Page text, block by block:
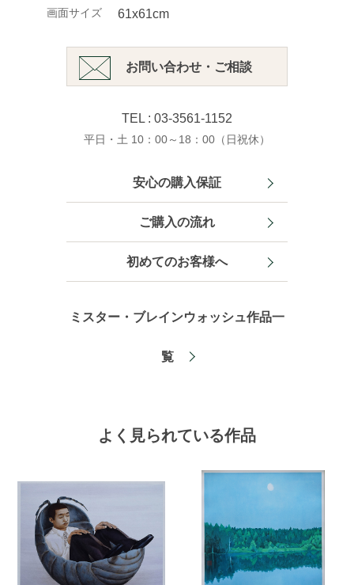
画面サイズ 61x61cm
お問い合わせ・ご相談
TEL : 03-3561-1152
平日・土 10：00～18：00（日祝休）
安心の購入保証
ご購入の流れ
初めてのお客様へ
ミスター・ブレインウォッシュ作品一
覧
よく見られている作品